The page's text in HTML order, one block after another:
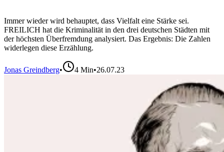
Immer wieder wird behauptet, dass Vielfalt eine Stärke sei.
FREILICH hat die Kriminalität in den drei deutschen Städten mit
der höchsten Überfremdung analysiert. Das Ergebnis: Die Zahlen
widerlegen diese Erzählung.
Jonas Greindberg• 4 Min•26.07.23